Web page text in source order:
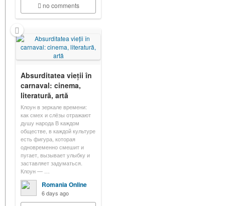
no comments
Absurditatea vieții în
carnaval: cinema,
literatură, artă
Клоун в зеркале времени:
как смех и слёзы отражают
душу народа В каждом
обществе, в каждой культуре
есть фигура, которая
одновременно смешит и
пугает, вызывает улыбку и
заставляет задуматься.
Клоун — …
Romania Online
6 days ago